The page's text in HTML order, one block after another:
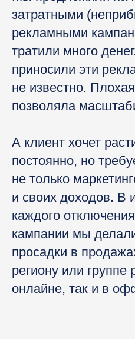
затратными
рекламными
тратили много
приносили эти
не известно.
позволяла
А клиент хочет
постоянно, но
не только
и своих доходов. В
каждого
кампании мы
просадки в
региону или группе
онлайне, так и в